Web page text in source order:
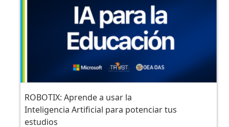
ROBOTIX: Aprende a usar la
Inteligencia Artificial para potenciar tus
estudios